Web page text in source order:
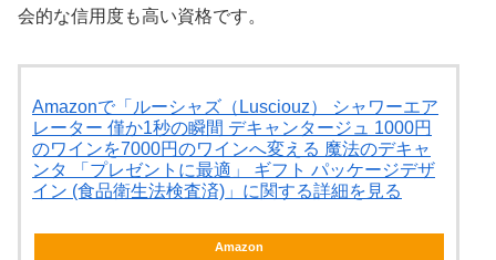
会的な信用度も高い資格です。
Amazonで「ルーシャズ（Lusciouz） シャワーエア
レーター 僅か1秒の瞬間 デキャンタージュ 1000円
のワインを7000円のワインへ変える 魔法のデキャ
ンタ 「プレゼントに最適」 ギフト パッケージデザ
イン (食品衛生法検査済)」に関する詳細を見る
Amazon